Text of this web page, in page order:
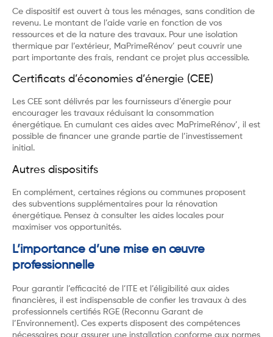
Ce dispositif est ouvert à tous les ménages, sans condition de
revenu. Le montant de l’aide varie en fonction de vos
ressources et de la nature des travaux. Pour une isolation
thermique par l’extérieur, MaPrimeRénov’ peut couvrir une
part importante des frais, rendant ce projet plus accessible.
Certificats d’économies d’énergie (CEE)
Les CEE sont délivrés par les fournisseurs d’énergie pour
encourager les travaux réduisant la consommation
énergétique. En cumulant ces aides avec MaPrimeRénov’, il est
possible de financer une grande partie de l’investissement
initial.
Autres dispositifs
En complément, certaines régions ou communes proposent
des subventions supplémentaires pour la rénovation
énergétique. Pensez à consulter les aides locales pour
maximiser vos opportunités.
L’importance d’une mise en œuvre
professionnelle
Pour garantir l’efficacité de l’ITE et l’éligibilité aux aides
financières, il est indispensable de confier les travaux à des
professionnels certifiés RGE (Reconnu Garant de
l’Environnement). Ces experts disposent des compétences
nécessaires pour assurer une installation conforme aux normes